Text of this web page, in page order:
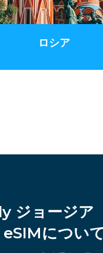
ロシア
ジョージア
eSIMについて